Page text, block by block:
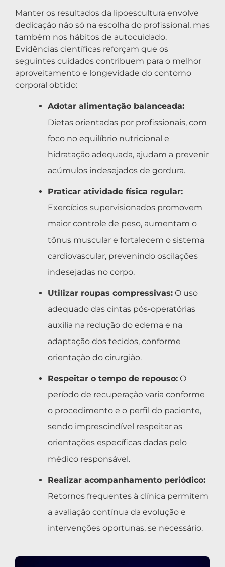
Manter os resultados da lipoescultura envolve
dedicação não só na escolha do profissional, mas
também nos hábitos de autocuidado.
Evidências científicas reforçam que os
seguintes cuidados contribuem para o melhor
aproveitamento e longevidade do contorno
corporal obtido:
Adotar alimentação balanceada:
Dietas orientadas por profissionais, com
foco no equilíbrio nutricional e
hidratação adequada, ajudam a prevenir
acúmulos indesejados de gordura.
Praticar atividade física regular:
Exercícios supervisionados promovem
maior controle de peso, aumentam o
tônus muscular e fortalecem o sistema
cardiovascular, prevenindo oscilações
indesejadas no corpo.
Utilizar roupas compressivas: O uso
adequado das cintas pós-operatórias
auxilia na redução do edema e na
adaptação dos tecidos, conforme
orientação do cirurgião.
Respeitar o tempo de repouso: O
período de recuperação varia conforme
o procedimento e o perfil do paciente,
sendo imprescindível respeitar as
orientações específicas dadas pelo
médico responsável.
Realizar acompanhamento periódico:
Retornos frequentes à clínica permitem
a avaliação contínua da evolução e
intervenções oportunas, se necessário.